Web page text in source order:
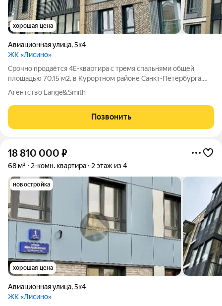
хорошая цена
Авиационная улица,5к4
ЖК «Лисино»
Срочно продаётся 4Е-квартира с тремя спальнями общей
площадью 70.15 м2. в Курортном районе Санкт-Петербурга.
Квартира расположена в малоэтажном комплексе бизнес
класса в Сестрорецке. Идеальное место для комфортной
семейной жизни в окружении зелёных
Агентство Lange&Smith
Позвонить
18 810 000 ₽
68 м² 2-комн. квартира 2 этаж из 4
новостройка
хорошая цена
Авиационная улица,5к4
ЖК «Лисино»